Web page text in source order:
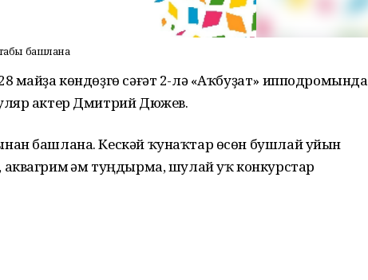
башлана
майҙа көндөҙгө сәғәт 2-лә «Аҡбуҙат» ипподромында
актер Дмитрий Дюжев.
башлана. Кескәй ҡунаҡтар өсөн бушлай уйын
һәм туңдырма, шулай уҡ конкурстар